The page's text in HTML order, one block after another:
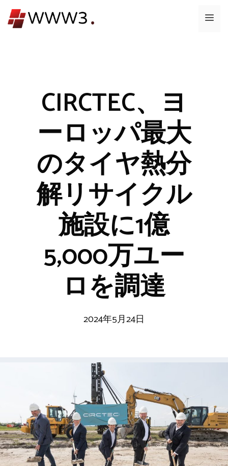
ン
メ
CIRCTEC、ヨ
ーロッパ最大
のタイヤ熱分
解リサイクル
施設に1億
5,000万ユー
ロを調達
2024年5月24日